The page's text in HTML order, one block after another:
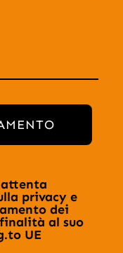
attenta
privacy e
dei
al suo
UE